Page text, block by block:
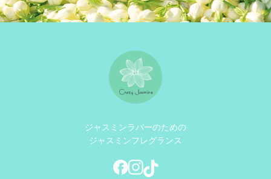
ジャスミンラバーのための
ジャスミンフレグランス